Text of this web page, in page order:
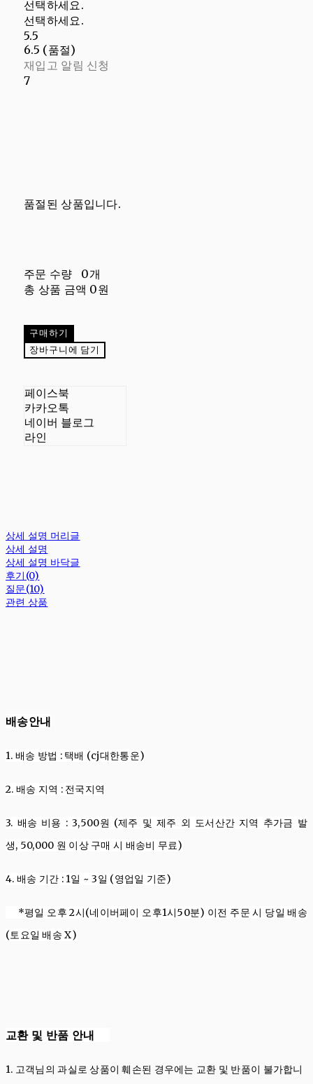
선택하세요.
선택하세요.
5.5
6.5 (품절)
재입고 알림 신청
7
품절된 상품입니다.
주문 수량
0개
총 상품 금액 0원
구매하기
장바구니에 담기
페이스북
카카오톡
네이버 블로그
라인
상세 설명 머리글
상세 설명
상세 설명 바닥글
후기(0)
질문(10)
관련 상품
배송안내
1. 배송 방법 : 택배 (cj대한통운)
2. 배송 지역 : 전국지역
3. 배송 비용 : 3,500원 (제주 및 제주 외 도서산간 지역 추가금 발
생, 50,000 원 이상 구매 시 배송비 무료)
4. 배송 기간 : 1일 ~ 3일 (영업일 기준)
*평일 오후 2시(네이버페이 오후1시50분) 이전 주문 시 당일 배송
(토요일 배송 X)
교환 및 반품 안내
1. 고객님의 과실로 상품이 훼손된 경우에는 교환 및 반품이 불가합니